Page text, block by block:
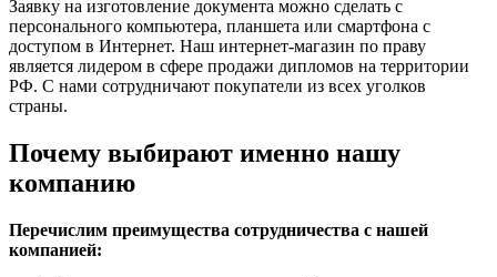
Заявку на изготовление документа можно сделать с
персонального компьютера, планшета или смартфона с
доступом в Интернет. Наш интернет-магазин по праву
является лидером в сфере продажи дипломов на территории
РФ. С нами сотрудничают покупатели из всех уголков
страны.
Почему выбирают именно нашу
компанию
Перечислим преимущества сотрудничества с нашей
компанией: